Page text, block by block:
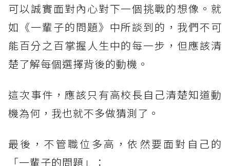
可以誠實面對內心對下一個挑戰的想像。就
如《一輩子的問題》中所談到的，我們不可
能百分之百掌握人生中的每一步，但應該清
楚了解每個選擇背後的動機。
這次事件，應該只有高校長自己清楚知道動
機為何，我也就不多做猜測了。
最後，不管職位多高，依然要面對自己的
「一輩子的問題」：